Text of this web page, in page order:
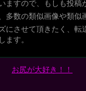
ますので、もしも投稿
多数の類似画像や類
にさせて頂きたく、
ます。
お尻が大好き！！